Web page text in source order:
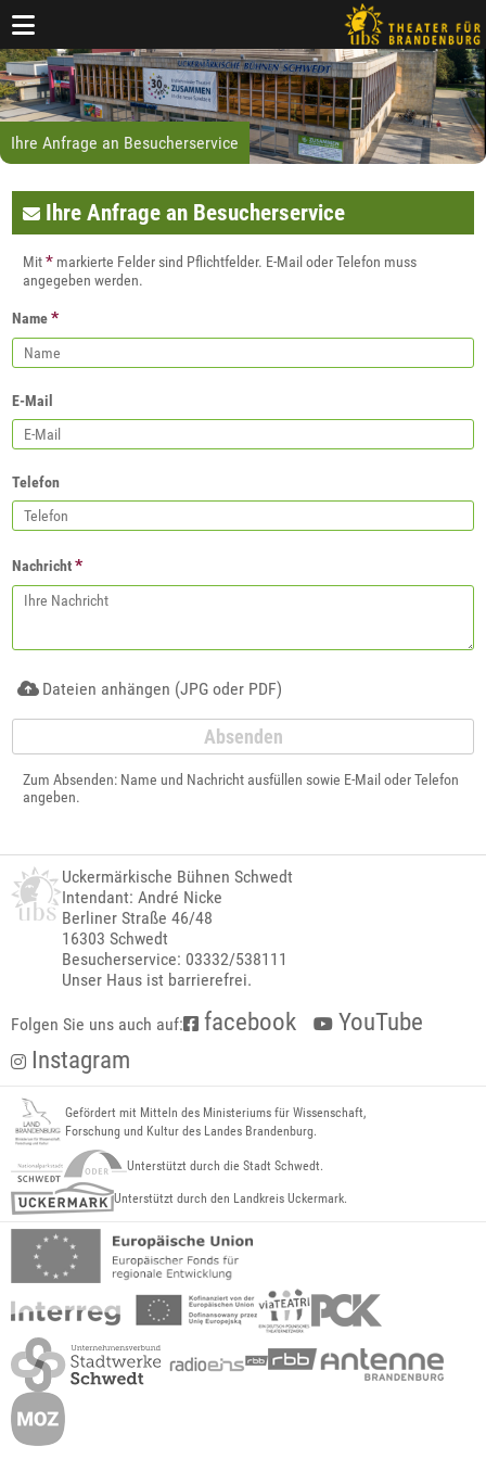
Ihre Anfrage an Besucherservice
Ihre Anfrage an Besucherservice
Mit* markierte Felder sind Pflichtfelder. E-Mail oder Telefon muss
angegeben werden.
Name*
E-Mail
Telefon
Nachricht*
Dateien anhängen (JPG oder PDF)
Zum Absenden: Name und Nachricht ausfüllen sowie E-Mail oder Telefon
angeben.
Uckermärkische Bühnen Schwedt
Intendant: André Nicke
Berliner Straße 46/48
16303 Schwedt
Besucherservice: 03332/538111
Unser Haus ist barrierefrei.
Folgen Sie uns auch auf: facebook
YouTube
Instagram
Gefördert mit Mitteln des Ministeriums für Wissenschaft,
Forschung und Kultur des Landes Brandenburg.
Unterstützt durch die Stadt Schwedt.
Unterstützt durch den Landkreis Uckermark.